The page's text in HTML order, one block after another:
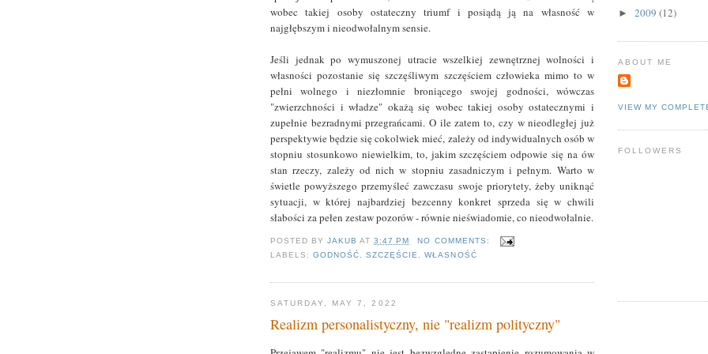
wobec takiej osoby ostateczny triumf i posiądą ją na własność w
najgłębszym i nieodwołalnym sensie.
Jeśli jednak po wymuszonej utracie wszelkiej zewnętrznej wolności i
własności pozostanie się szczęśliwym szczęściem człowieka mimo to w
pełni wolnego i niezłomnie broniącego swojej godności, wówczas
"zwierzchności i władze" okażą się wobec takiej osoby ostatecznymi i
zupełnie bezradnymi przegrańcami. O ile zatem to, czy w nieodległej już
perspektywie będzie się cokolwiek mieć, zależy od indywidualnych osób w
stopniu stosunkowo niewielkim, to, jakim szczęściem odpowie się na ów
stan rzeczy, zależy od nich w stopniu zasadniczym i pełnym. Warto w
świetle powyższego przemyśleć zawczasu swoje priorytety, żeby uniknąć
sytuacji, w której najbardziej bezcenny konkret sprzeda się w chwili
słabości za pełen zestaw pozorów - równie nieświadomie, co nieodwołalnie.
POSTED BYJAKUB AT3:47 PM
NO COMMENTS:
LABELS:GODNOŚĆ ,SZCZĘŚCIE ,WŁASNOŚĆ
SATURDAY, MAY 7, 2022
Realizm personalistyczny, nie "realizm polityczny"
► 2009 (12)
ABOUT ME
VIEW MY
FOLLOWERS